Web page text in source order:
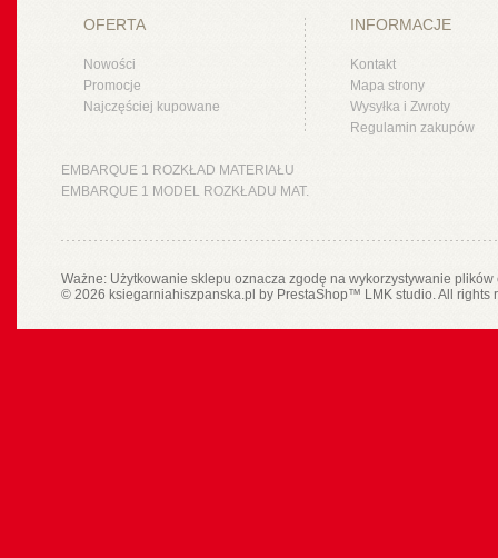
OFERTA
Nowości
Promocje
Najczęściej kupowane
INFORMACJE
Kontakt
Mapa strony
Wysyłka i Zwroty
Regulamin zakupów
EMBARQUE 1 ROZKŁAD MATERIAŁU
EMBARQUE 1 MODEL ROZKŁADU MAT.
Ważne: Użytkowanie sklepu oznacza zgodę na wykorzystywanie
© 2026 ksiegarniahiszpanska.pl by PrestaShop™ LMK studio. All rights